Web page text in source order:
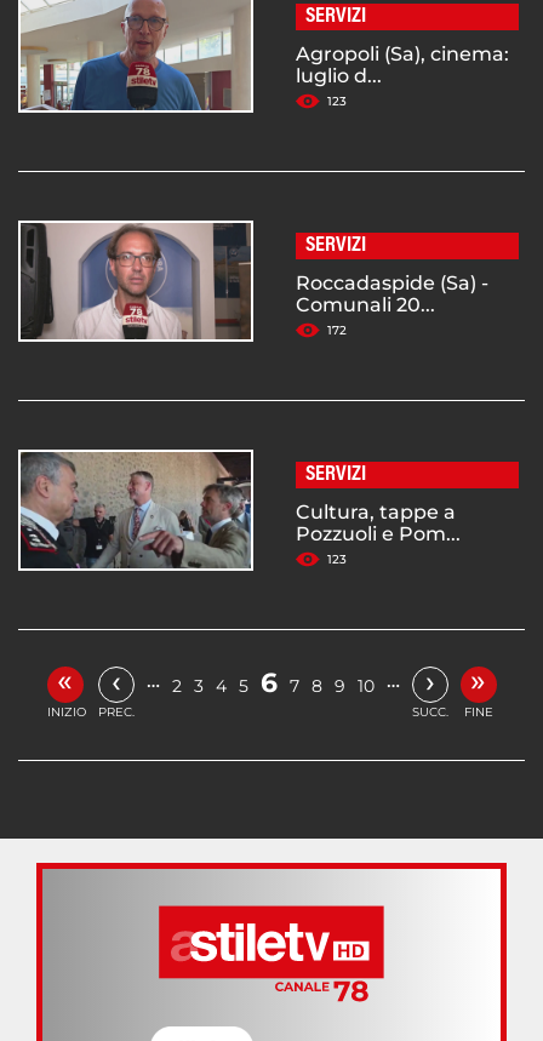
SERVIZI
Agropoli (Sa), cinema:
luglio d...
123
SERVIZI
Roccadaspide (Sa) -
Comunali 20...
172
SERVIZI
Cultura, tappe a
Pozzuoli e Pom...
123
«
INIZIO
‹
PREC.
… 2 3 4 5 6 7 8 9 10 … ›
SUCC.
»
FINE